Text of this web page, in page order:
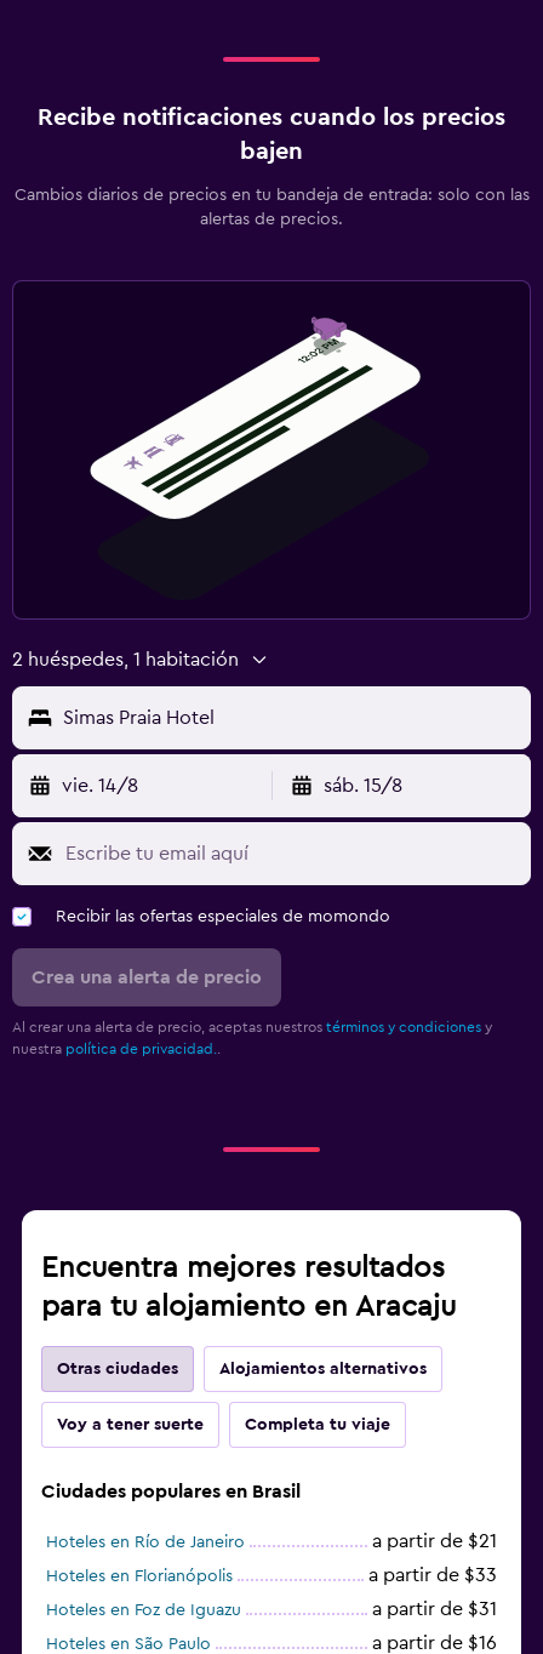
Recibe notificaciones cuando los precios
bajen
Cambios diarios de precios en tu bandeja de entrada: solo con las
alertas de precios.
2 huéspedes, 1 habitación
Simas Praia Hotel
vie. 14/8 sáb. 15/8
Recibir las ofertas especiales de momondo
Crea una alerta de precio
Al crear una alerta de precio, aceptas nuestros términos y condiciones y
nuestra política de privacidad.
Encuentra mejores resultados
para tu alojamiento en Aracaju
Otras ciudades Alojamientos alternativos
Voy a tener suerte Completa tu viaje
Ciudades populares en Brasil
Hoteles en Río de Janeiro a partir de $21
Hoteles en Florianópolis a partir de $33
Hoteles en Foz de Iguazu a partir de $31
Hoteles en São Paulo a partir de $16